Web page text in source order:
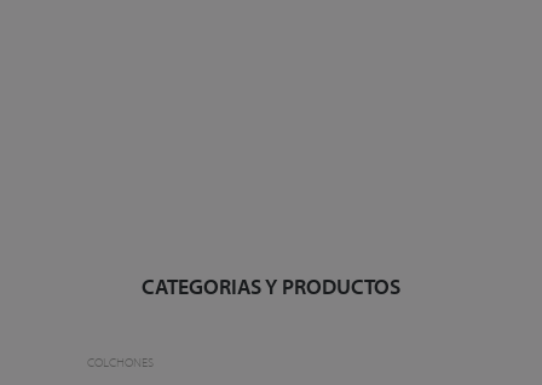
CATEGORIAS Y PRODUCTOS
COLCHONES